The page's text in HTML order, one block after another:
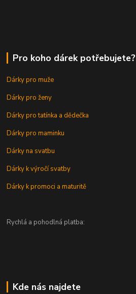
Pro koho dárek potřebujete?
Dárky pro muže
Dárky pro ženy
Dárky pro tatínka a dědečka
Dárky pro maminku
Dárky na svatbu
Dárky k výročí svatby
Dárky k promoci a maturitě
Rychlá a pohodlná platba:
Kde nás najdete